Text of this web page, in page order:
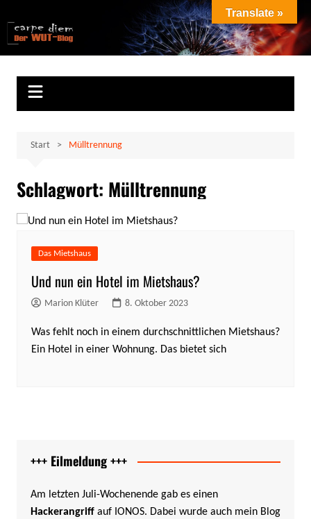
Inhalt
springen
Marion Klüter
carpe diem
Start Mülltrennung
Schlagwort: Mülltrennung
Das Mietshaus
Und nun ein Hotel im Mietshaus?
Marion Klüter 8. Oktober 2023
Was fehlt noch in einem durchschnittlichen Mietshaus?
Ein Hotel in einer Wohnung. Das bietet sich
+++ Eilmeldung +++
Am letzten Juli-Wochenende gab es einen
Hackerangriffauf IONOS. Dabei wurde auch mein Blog
Translate »